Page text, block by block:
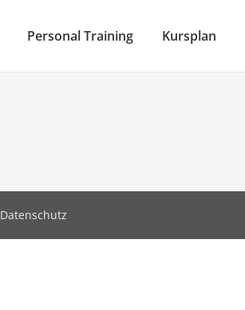
Personal Training Kursplan
Datenschutz